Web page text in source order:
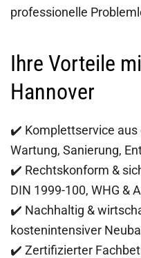
professionelle
Ihre Vorteile
Hannover
✔️ Komplettservice aus
Wartung, Sanierung,
✔️ Rechtskonform &
DIN 1999-100, WHG &
✔️ Nachhaltig &
kostenintensiver
✔️ Zertifizierter